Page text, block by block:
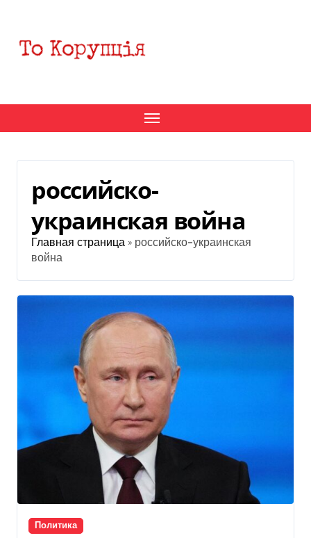
содержанию
российско-
украинская война
Главная страница » российско-украинская
война
Политика